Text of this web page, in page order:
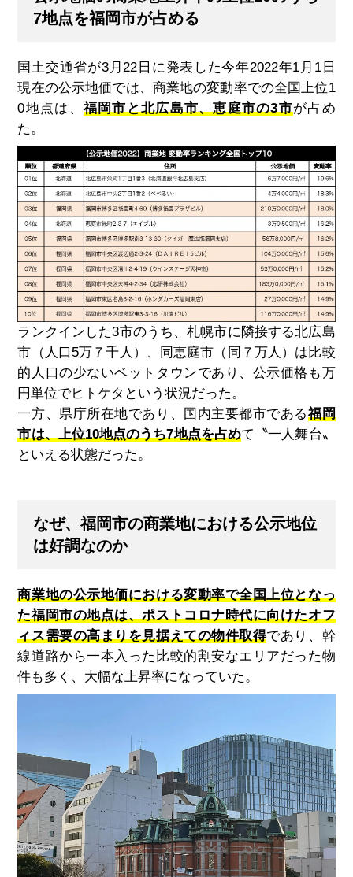
7地点を福岡市が占める
国土交通省が3月22日に発表した今年2022年1月1日
現在の公示地価では、商業地の変動率での全国上位1
0地点は、福岡市と北広島市、恵庭市の3市が占め
た。
ランクインした3市のうち、札幌市に隣接する北広島
市（人口5万７千人）、同恵庭市（同７万人）は比較
的人口の少ないベットタウンであり、公示価格も万
円単位でヒトケタという状況だった。
一方、県庁所在地であり、国内主要都市である福岡
市は、上位10地点のうち7地点を占めて〝一人舞台〟
といえる状態だった。
なぜ、福岡市の商業地における公示地位
は好調なのか
商業地の公示地価における変動率で全国上位となっ
た福岡市の地点は、ポストコロナ時代に向けたオフ
ィス需要の高まりを見据えての物件取得であり、幹
線道路から一本入った比較的割安なエリアだった物
件も多く、大幅な上昇率になっていた。